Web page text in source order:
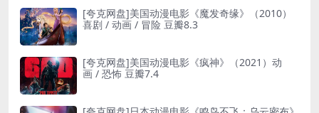
[夸克网盘]美国动漫电影《魔发奇缘》（2010）
喜剧 / 动画 / 冒险 豆瓣8.3
[夸克网盘]美国动漫电影《疯神》（2021）动
画 / 恐怖 豆瓣7.4